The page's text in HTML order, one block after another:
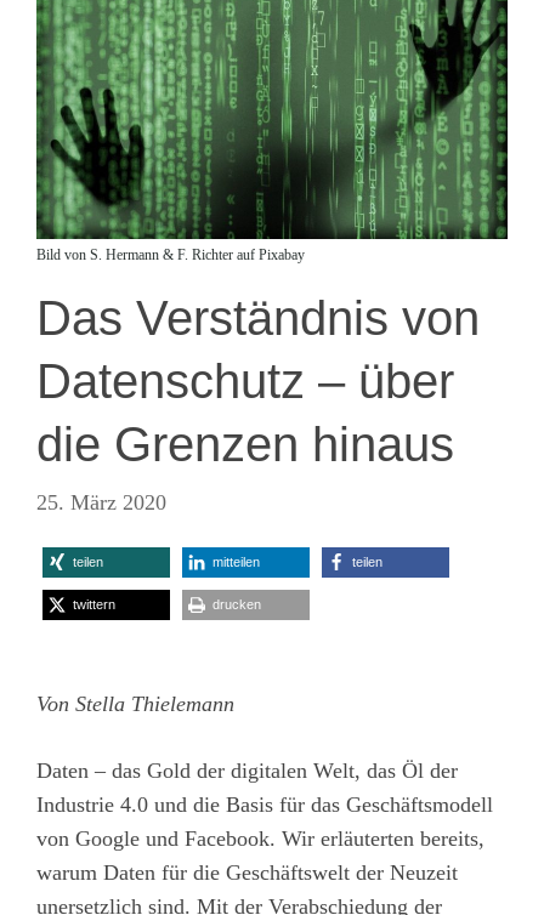
Bild von S. Hermann & F. Richter auf Pixabay
Das Verständnis von
Datenschutz – über
die Grenzen hinaus
25. März 2020
teilen mitteilen teilen
twittern drucken
Von Stella Thielemann
Daten – das Gold der digitalen Welt, das Öl der
Industrie 4.0 und die Basis für das Geschäftsmodell
von Google und Facebook. Wir erläuterten bereits,
warum Daten für die Geschäftswelt der Neuzeit
unersetzlich sind. Mit der Verabschiedung der